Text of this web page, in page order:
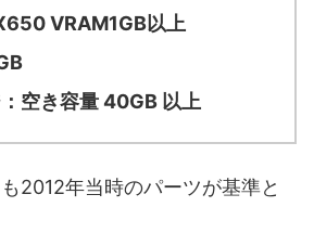
VRAM1GB以上
空き容量 40GB 以上
2012年当時のパーツが基準と